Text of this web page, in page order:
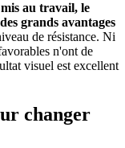
au travail, le
grands avantages
de résistance. Ni
n'ont de
visuel est excellent
changer